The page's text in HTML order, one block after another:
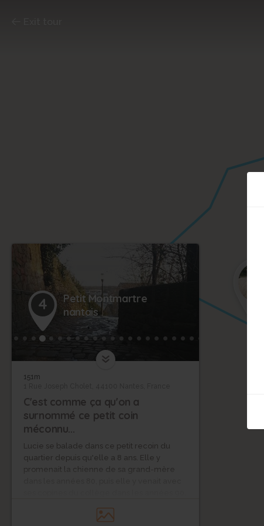
4
Petit Montmartre
nantais
151m
C'est comme ça qu'on a
surnommé ce petit coin
méconnu...
Lucie se balade dans ce petit recoin du
quartier depuis qu'elle a 8 ans. Elle y
promenait la chienne de sa grand-mère
Montmartre nantais", et lors de la création